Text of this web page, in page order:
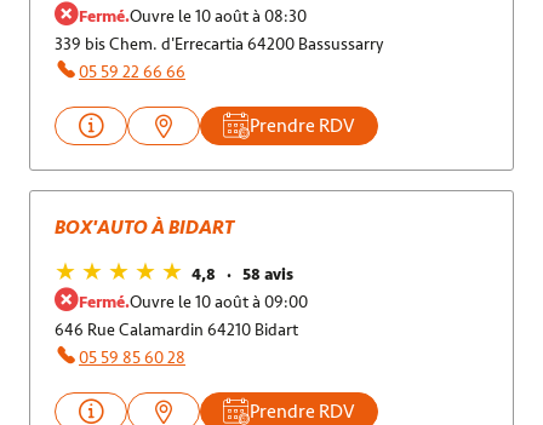
Fermé.Ouvre le 10 août à 08:30
339 bis Chem. d'Errecartia 64200 Bassussarry
05 59 22 66 66
Prendre RDV
BOX'AUTO À BIDART
4,8
58 avis
Fermé.Ouvre le 10 août à 09:00
646 Rue Calamardin 64210 Bidart
05 59 85 60 28
Prendre RDV